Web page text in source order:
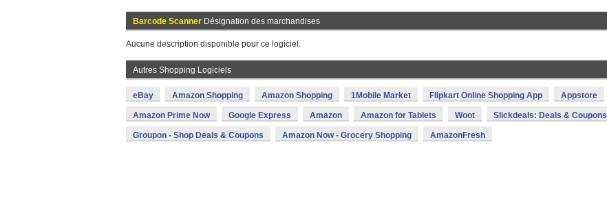
Barcode Scanner Désignation des marchandises
Aucune description disponible pour ce logiciel.
Autres Shopping Logiciels
eBay Amazon Shopping Amazon Shopping 1Mobile Market Flipkart Online Shopping App Appstore
Amazon Prime Now Google Express Amazon Amazon for Tablets Woot Slickdeals: Deals & Coupons
Groupon - Shop Deals & Coupons Amazon Now - Grocery Shopping AmazonFresh